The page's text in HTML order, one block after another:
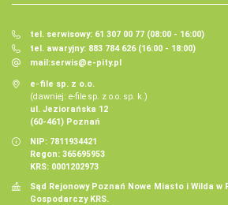
tel. serwisowy: 61 307 00 77 (08:00 - 16:00)
tel. awaryjny: 883 784 626 (16:00 - 18:00)
mail:serwis@e-pity.pl
e-file sp. z o.o.
(dawniej: e-file sp. z o.o. sp. k.)
ul. Jeziorańska 12
(60-461) Poznań
NIP: 7811934421
Regon: 365695953
KRS: 0001202973
Sąd Rejonowy Poznań Nowe Miasto i Wilda w
Gospodarczy KRS.